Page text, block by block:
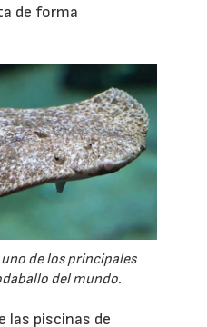
de forma
de los principales
del mundo.
las piscinas de